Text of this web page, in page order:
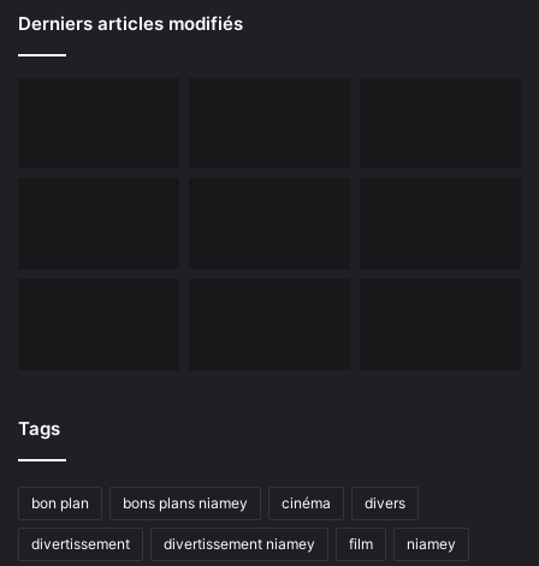
Derniers articles modifiés
Tags
bon plan bons plans niamey cinéma divers
divertissement divertissement niamey film niamey